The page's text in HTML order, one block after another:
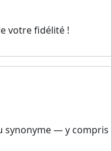
votre fidélité !
— y